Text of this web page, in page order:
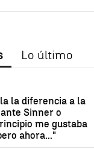
Lo último
la diferencia a la
Sinner o
me gustaba
ahora..."